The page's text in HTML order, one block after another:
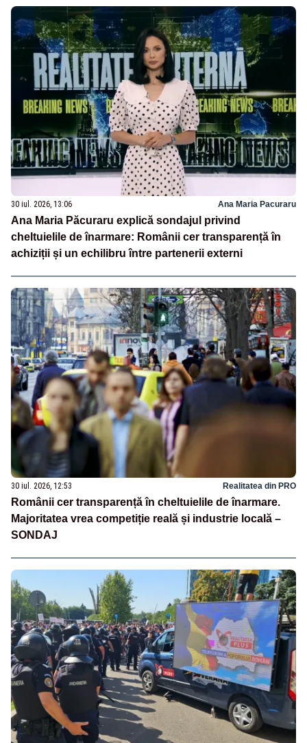
30 iul. 2026, 13:06 Ana Maria Pacuraru
Ana Maria Păcuraru explică sondajul privind
cheltuielile de înarmare: Românii cer transparență în
achiziții și un echilibru între partenerii externi
30 iul. 2026, 12:53 Realitatea din PRO
Românii cer transparență în cheltuielile de înarmare.
Majoritatea vrea competiție reală și industrie locală –
SONDAJ